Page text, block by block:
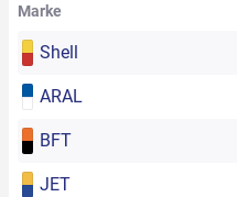
Marke
Shell
ARAL
BFT
JET